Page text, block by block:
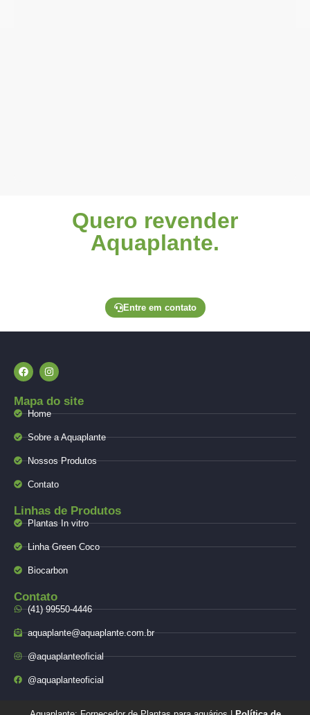
Quero revender
Aquaplante.
Entre em contato
Mapa do site
Home
Sobre a Aquaplante
Nossos Produtos
Contato
Linhas de Produtos
Plantas In vitro
Linha Green Coco
Biocarbon
Contato
(41) 99550-4446
aquaplante@aquaplante.com.br
@aquaplanteoficial
@aquaplanteoficial